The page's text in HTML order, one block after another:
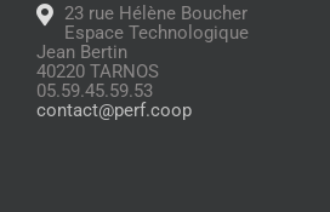
23 rue Hélène Boucher
Espace Technologique
Jean Bertin
40220 TARNOS
05.59.45.59.53
contact@perf.coop